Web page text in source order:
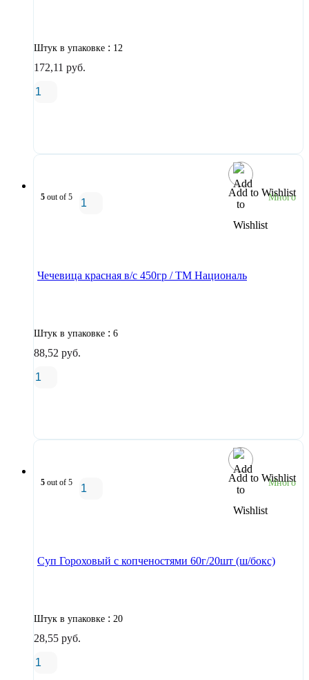
Штук в упаковке : 12
172,11 руб.
Add to Wishlist
5 out of 5 Много
Чечевица красная в/с 450гр / ТМ Националь
Штук в упаковке : 6
88,52 руб.
Add to Wishlist
5 out of 5 Много
Суп Гороховый с копченостями 60г/20шт (ш/бокс)
Штук в упаковке : 20
28,55 руб.